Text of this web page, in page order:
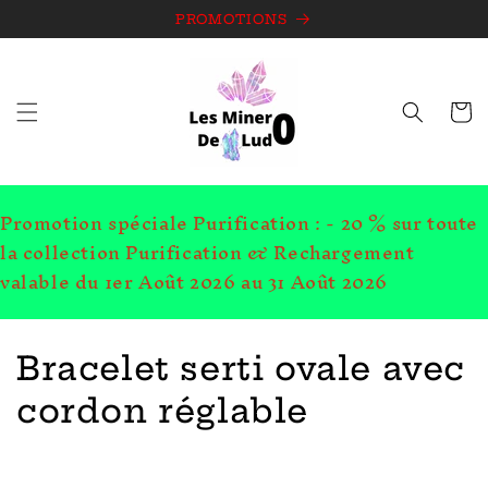
au
PROMOTIONS
Panier
Promotion spéciale Purification : - 20 % sur toute
la collection Purification & Rechargement
valable du 1er Août 2026 au 31 Août 2026
C
o
Bracelet serti ovale avec
cordon réglable